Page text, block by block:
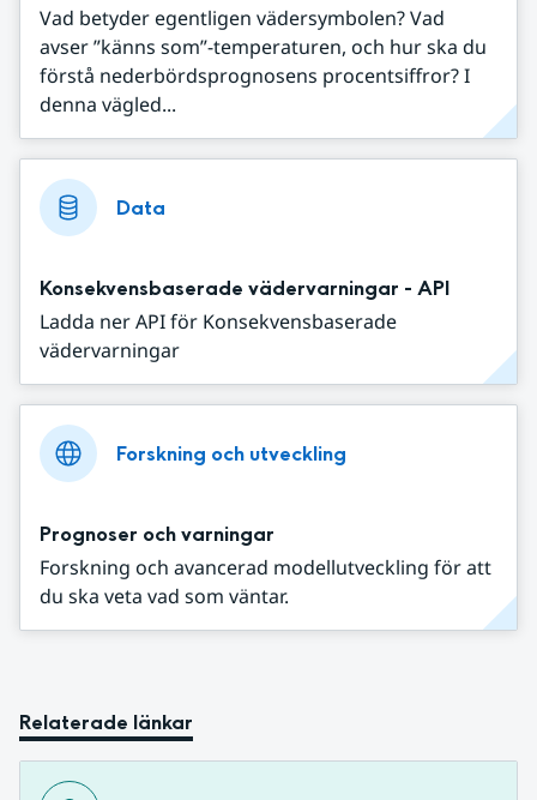
Vad betyder egentligen vädersymbolen? Vad
avser ”känns som”-temperaturen, och hur ska du
förstå nederbördsprognosens procentsiffror? I
denna vägled...
Data
Konsekvensbaserade vädervarningar - API
Ladda ner API för Konsekvensbaserade
vädervarningar
Forskning och utveckling
Prognoser och varningar
Forskning och avancerad modellutveckling för att
du ska veta vad som väntar.
Relaterade länkar